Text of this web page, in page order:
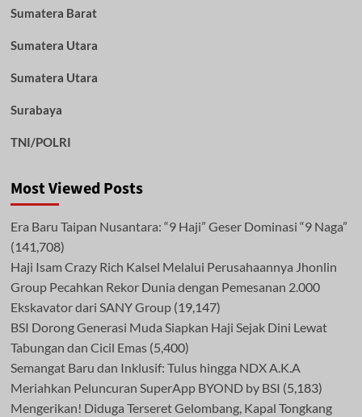
Sumatera Barat
Sumatera Utara
Sumatera Utara
Surabaya
TNI/POLRI
Most Viewed Posts
Era Baru Taipan Nusantara: “9 Haji” Geser Dominasi “9 Naga”
(141,708)
Haji Isam Crazy Rich Kalsel Melalui Perusahaannya Jhonlin
Group Pecahkan Rekor Dunia dengan Pemesanan 2.000
Ekskavator dari SANY Group (19,147)
BSI Dorong Generasi Muda Siapkan Haji Sejak Dini Lewat
Tabungan dan Cicil Emas (5,400)
Semangat Baru dan Inklusif: Tulus hingga NDX A.K.A
Meriahkan Peluncuran SuperApp BYOND by BSI (5,183)
Mengerikan! Diduga Terseret Gelombang, Kapal Tongkang